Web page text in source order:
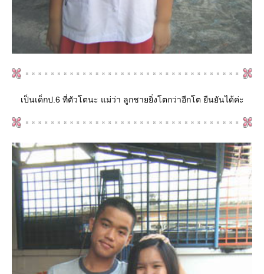
เป็นเด็กป.6 ที่ตัวโตนะ แม่ว่า ลูกชายยิ่งโตกว่าอีกโต ยืนยันได้ค่ะ